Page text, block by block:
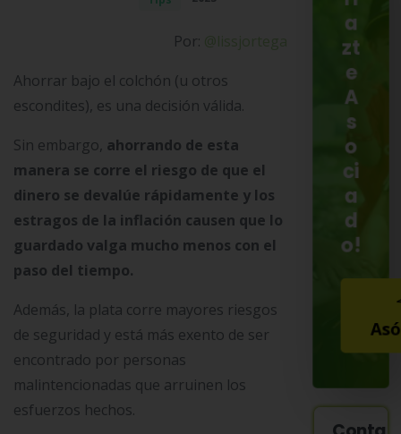
Por:
Ahorrar bajo el colchón (u otros
escondites), es una decisión válida.
Sin embargo, ahorrando de esta
manera se corre el riesgo de que el
dinero se devalúe rápidamente y los
estragos de la inflación causen que lo
guardado valga mucho menos con el
paso del tiempo.
Además, la plata corre mayores riesgos
de seguridad y está más exento de ser
encontrado por personas
malintencionadas que arruinen los
esfuerzos hechos.
a
zt
e
A
s
o
ci
a
d
o!